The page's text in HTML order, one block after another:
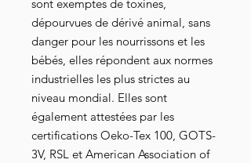
sont exemptes de toxines,
dépourvues de dérivé animal, sans
danger pour les nourrissons et les
bébés, elles répondent aux normes
industrielles les plus strictes au
niveau mondial. Elles sont
également attestées par les
certifications Oeko-Tex 100, GOTS-
3V, RSL et American Association of